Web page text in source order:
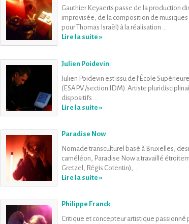
Gauthier Keyaerts passe de la production
improvisée, de la composition de
pour Thomas Israël) à la réalisation ...
Lire la suite »
Julien Poidevin
Julien Poidevin est issu de l’École
(ESAPV /section IDM). Artiste
dispositifs ...
Lire la suite »
Paradise Now
Nomade transculturel basé à Bruxelles,
caméléon, Paradise Now a travaillé
Gretzel, Régis Cotentin), ...
Lire la suite »
Philippe Franck
Critique et concepteur artistique